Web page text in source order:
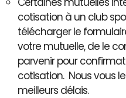
cotisation à un club
télécharger le
votre mutuelle, de le
parvenir pour
cotisation. Nous vous
meilleurs délais.